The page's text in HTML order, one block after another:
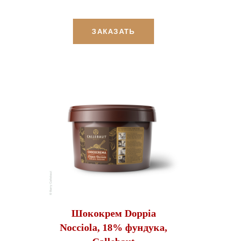
ЗАКАЗАТЬ
Шококрем Doppia
Nocciola, 18% фундука,